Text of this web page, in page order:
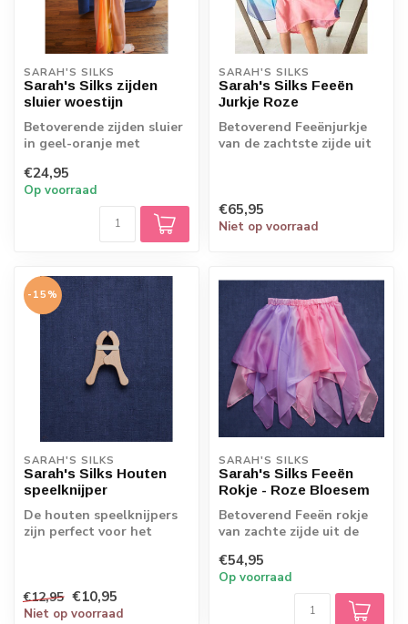
SARAH'S SILKS
Sarah's Silks zijden
sluier woestijn
Betoverende zijden sluier
in geel-oranje met
tovert je ...
€24,95
Op voorraad
SARAH'S SILKS
Sarah's Silks Feeën
Jurkje Roze
Betoverend Feeënjurkje
van de zachtste zijde uit
€65,95
Niet op voorraad
-15%
SARAH'S SILKS
Sarah's Silks Houten
speelknijper
De houten speelknijpers
zijn perfect voor het
€12,95 €10,95
Niet op voorraad
SARAH'S SILKS
Sarah's Silks Feeën
Rokje - Roze Bloesem
Betoverend Feeën rokje
van zachte zijde uit de
Silks. Met ...
€54,95
Op voorraad